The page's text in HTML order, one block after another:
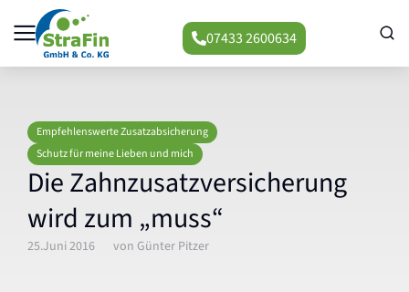
07433 2600634
Empfehlenswerte Zusatzabsicherung
Schutz für meine Lieben und mich
Die Zahnzusatzversicherung
wird zum „muss“
25.Juni 2016 von Günter Pitzer